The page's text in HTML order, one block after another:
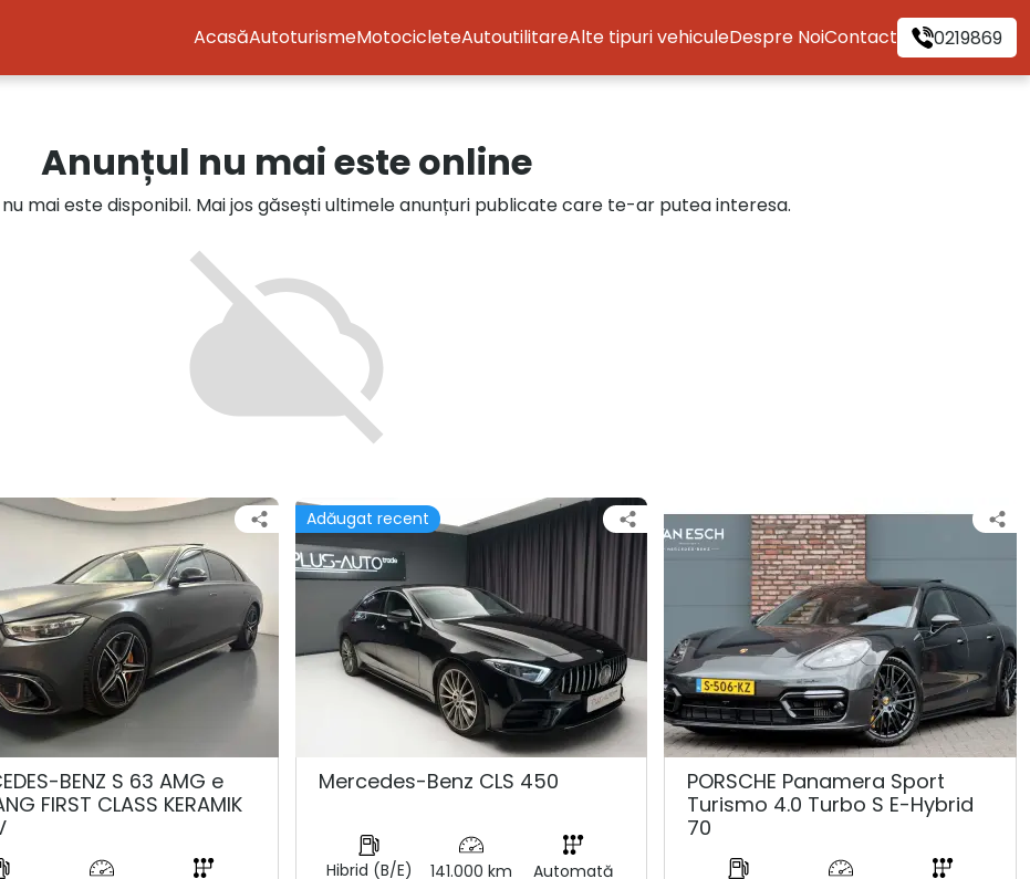
AcasăAutoturismeMotocicleteAutoutilitareAlte tipuri vehiculeDespre NoiContact 0219869
Anunțul nu mai este online
mai este disponibil. Mai jos găsești ultimele anunțuri publicate care te-ar putea interesa.
BENZ S 63 AMG e
FIRST CLASS KERAMIK
Adăugat recent
Mercedes-Benz CLS 450
Hibrid (B/E) 141.000 km Automată
PORSCHE Panamera Sport
Turismo 4.0 Turbo S E-Hybrid
70